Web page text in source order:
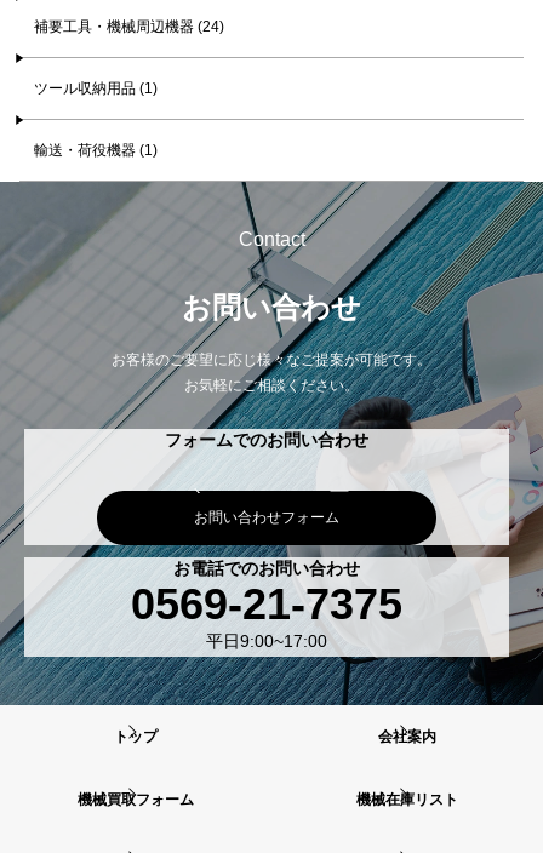
補要工具・機械周辺機器 (24)
ツール収納用品 (1)
輸送・荷役機器 (1)
Contact
お問い合わせ
お客様のご要望に応じ様々なご提案が可能です。
お気軽にご相談ください。
フォームでのお問い合わせ
お問い合わせフォーム
お電話でのお問い合わせ
0569-21-7375
平日9:00~17:00
トップ 会社案内
機械買取フォーム 機械在庫リスト